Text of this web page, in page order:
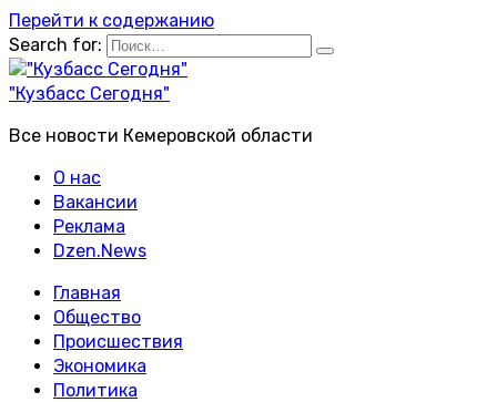
Перейти к содержанию
Search for:
"Кузбасс Сегодня"
Все новости Кемеровской области
О нас
Вакансии
Реклама
Dzen.News
Главная
Общество
Происшествия
Экономика
Политика